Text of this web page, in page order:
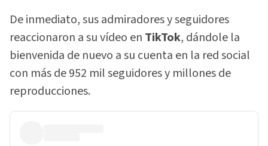
De inmediato, sus admiradores y seguidores
reaccionaron a su vídeo en TikTok, dándole la
bienvenida de nuevo a su cuenta en la red social
con más de 952 mil seguidores y millones de
reproducciones.